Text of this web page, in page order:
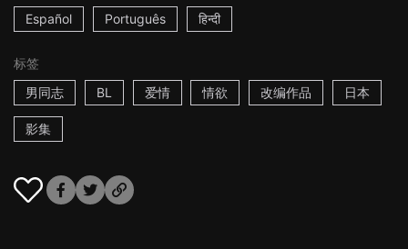
Español Português हिन्दी
标签
男同志
BL 爱情 情欲 改编作品 日本
影集